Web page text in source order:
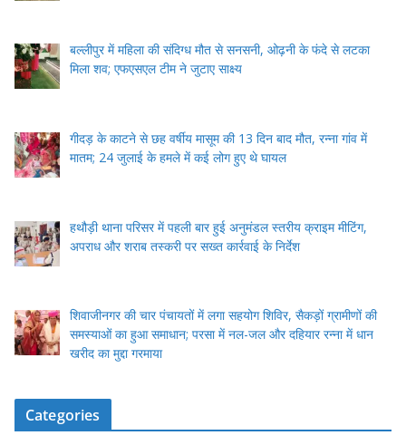
बल्लीपुर में महिला की संदिग्ध मौत से सनसनी, ओढ़नी के फंदे से लटका
मिला शव; एफएसएल टीम ने जुटाए साक्ष्य
गीदड़ के काटने से छह वर्षीय मासूम की 13 दिन बाद मौत, रन्ना गांव में
मातम; 24 जुलाई के हमले में कई लोग हुए थे घायल
हथौड़ी थाना परिसर में पहली बार हुई अनुमंडल स्तरीय क्राइम मीटिंग,
अपराध और शराब तस्करी पर सख्त कार्रवाई के निर्देश
शिवाजीनगर की चार पंचायतों में लगा सहयोग शिविर, सैकड़ों ग्रामीणों की
समस्याओं का हुआ समाधान; परसा में नल-जल और दहियार रन्ना में धान
खरीद का मुद्दा गरमाया
Categories